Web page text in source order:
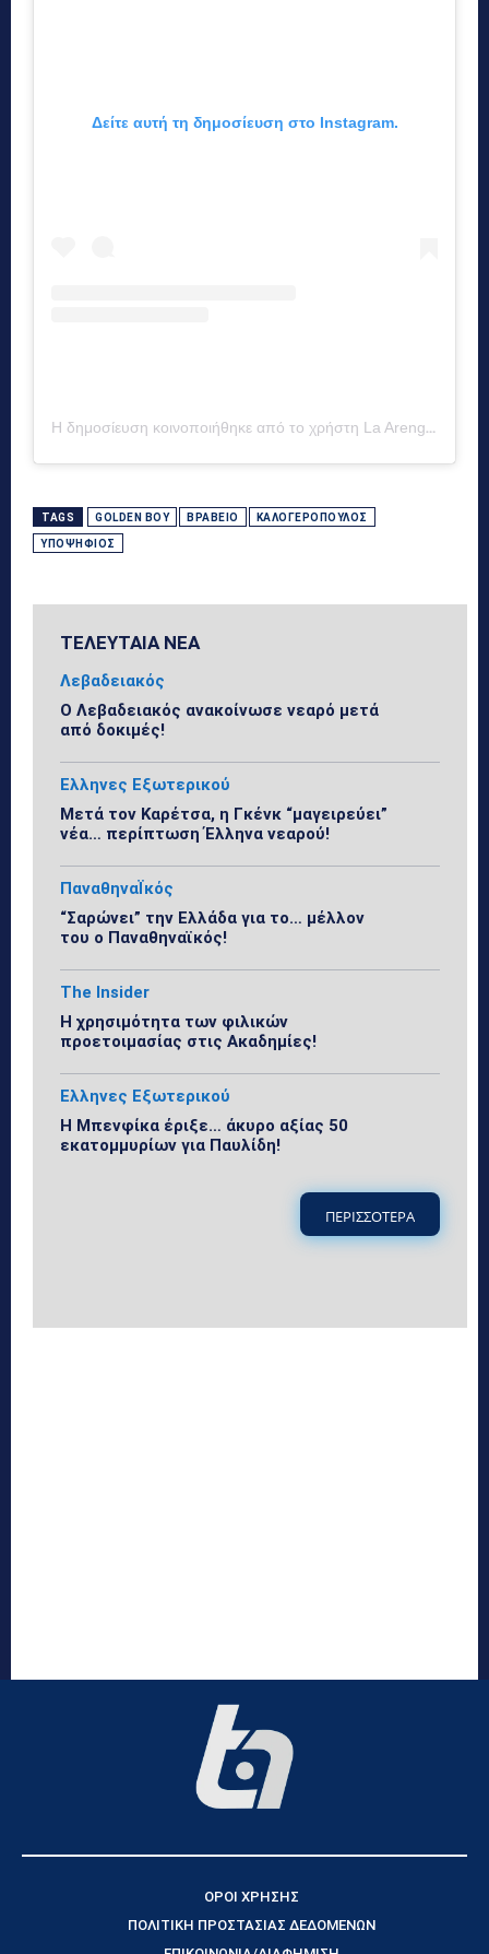
Δείτε αυτή τη δημοσίευση στο Instagram.
Η δημοσίευση κοινοποιήθηκε από το χρήστη La Arenga del Abuelo (@arengadelabuelo)
TAGS GOLDEN BOY ΒΡΑΒΕΊΟ ΚΑΛΟΓΕΡΌΠΟΥΛΟΣ
ΥΠΟΨΉΦΙΟΣ
ΤΕΛΕΥΤΑΙΑ ΝΕΑ
Λεβαδειακός
Ο Λεβαδειακός ανακοίνωσε νεαρό μετά
από δοκιμές!
Ελληνες Εξωτερικού
Μετά τον Καρέτσα, η Γκένκ “μαγειρεύει”
νέα… περίπτωση Έλληνα νεαρού!
ΠαναθηναΪκός
“Σαρώνει” την Ελλάδα για το… μέλλον
του ο Παναθηναϊκός!
The Insider
Η χρησιμότητα των φιλικών
προετοιμασίας στις Ακαδημίες!
Ελληνες Εξωτερικού
Η Μπενφίκα έριξε… άκυρο αξίας 50
εκατομμυρίων για Παυλίδη!
ΠΕΡΙΣΣΟΤΕΡΑ
ΟΡΟΙ ΧΡΗΣΗΣ
ΠΟΛΙΤΙΚΗ ΠΡΟΣΤΑΣΙΑΣ ΔΕΔΟΜΕΝΩΝ